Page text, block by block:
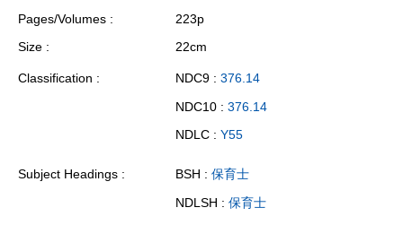
Pages/Volumes
223p
Size
22cm
Classification NDC9 : 376.14
NDC10 : 376.14
NDLC : Y55
Subject Headings BSH : 保育士
NDLSH : 保育士